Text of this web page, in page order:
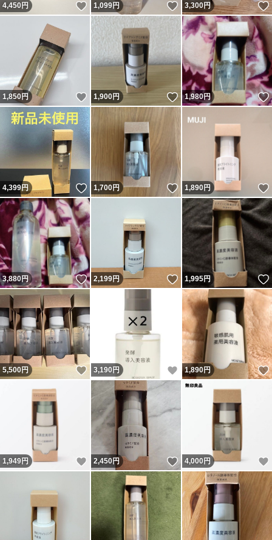
4,450円 いいね！
1,099円 いいね！
3,300円
1,850円 いいね！
1,900円 いいね！
1,980円
4,399円 いいね！
1,700円 いいね！
1,890円
3,880円 いいね！
2,199円 いいね！
1,995円
5,500円 いいね！
3,190 円 いいね！
1,890円
1,949円 いいね！
2,450円 いいね！
4,000 円